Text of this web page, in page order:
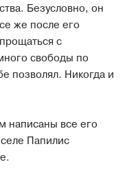
Безусловно, он
же после его
с
свободы по
позволял. Никогда и
написаны все его
Папилис